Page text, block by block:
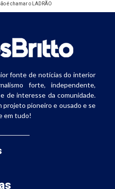
é chamar o LADRÃO
fonte de notícias do interior
forte, independente,
de interesse da comunidade.
projeto pioneiro e ousado e se
em tudo!